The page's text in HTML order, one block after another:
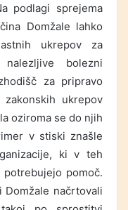
podlagi sprejema
Domžale lahko
ukrepov za
bolezni
za pripravo
ukrepov
oziroma se do njih
v stiski znašle
ki v teh
pomoč.
Domžale načrtovali